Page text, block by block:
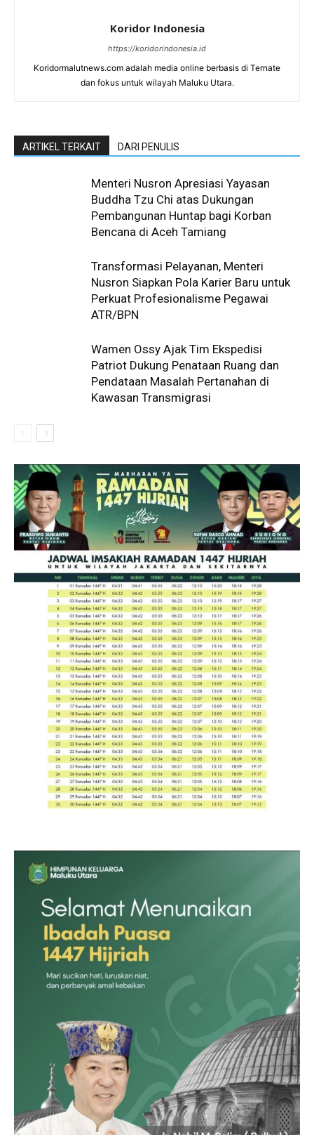
Koridor Indonesia
https://koridorindonesia.id
Koridormalutnews.com adalah media online berbasis di Ternate
dan fokus untuk wilayah Maluku Utara.
ARTIKEL TERKAIT DARI PENULIS
Menteri Nusron Apresiasi Yayasan
Buddha Tzu Chi atas Dukungan
Pembangunan Huntap bagi Korban
Bencana di Aceh Tamiang
Transformasi Pelayanan, Menteri
Nusron Siapkan Pola Karier Baru untuk
Perkuat Profesionalisme Pegawai
ATR/BPN
Wamen Ossy Ajak Tim Ekspedisi
Patriot Dukung Penataan Ruang dan
Pendataan Masalah Pertanahan di
Kawasan Transmigrasi